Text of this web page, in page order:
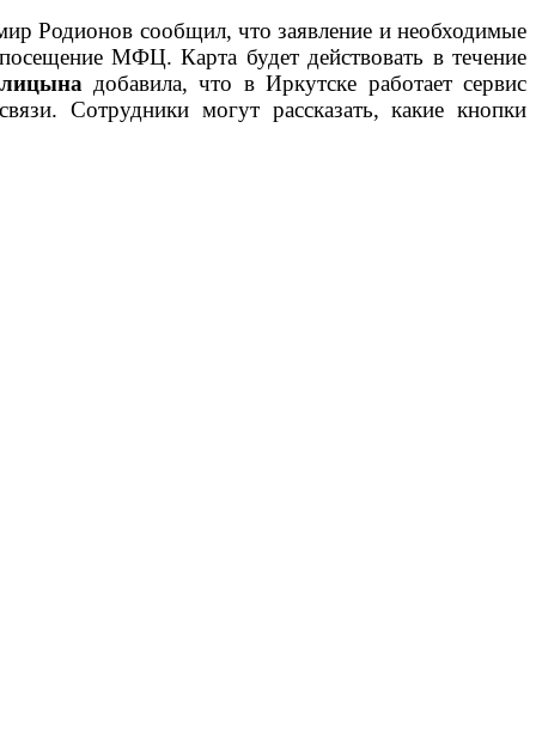
Родионов сообщил, что заявление и необходимые
МФЦ. Карта будет действовать в течение
добавила, что в Иркутске работает сервис
Сотрудники могут рассказать, какие кнопки